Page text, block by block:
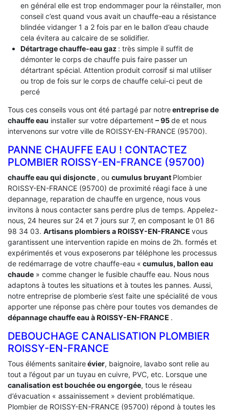
en général elle est trop endommager pour la réinstaller, mon
conseil c’est quand vous avait un chauffe-eau a résistance
blindée vidanger 1 a 2 fois par en le ballon d’eau chaude
cela évitera au calcaire de se solidifier.
Détartrage chauffe-eau gaz : très simple il suffit de
démonter le corps de chauffe puis faire passer un
détartrant spécial. Attention produit corrosif si mal utiliser
ou trop de fois sur le corps de chauffe celui-ci peut de
percé
Tous ces conseils vous ont été partagé par notreentreprise de
chauffe eau installer sur votre département – 95de et nous
intervenons sur votre ville de ROISSY-EN-FRANCE (95700).
PANNE CHAUFFE EAU ! CONTACTEZ
PLOMBIER ROISSY-EN-FRANCE (95700)
chauffe eau qui disjoncte , ou cumulus bruyant Plombier
ROISSY-EN-FRANCE (95700) de proximité réagi face à une
depannage, reparation de chauffe en urgence, nous vous
invitons à nous contacter sans perdre plus de temps. Appelez-
nous, 24 heures sur 24 et 7 jours sur 7, en composant le 01 86
98 34 03. Artisans plombiers a ROISSY-EN-FRANCE vous
garantissent une intervention rapide en moins de 2h. formés et
expérimentés et vous exposerons par téléphone les processus
de redémarrage de votre chauffe-eau « cumulus, ballon eau
chaude » comme changer le fusible chauffe eau. Nous nous
adaptons à toutes les situations et à toutes les pannes. Aussi,
notre entreprise de plomberie s’est faite une spécialité de vous
apporter une réponse pas chère pour toutes vos demandes de
dépannage chauffe eau à ROISSY-EN-FRANCE .
DEBOUCHAGE CANALISATION PLOMBIER
ROISSY-EN-FRANCE
Tous éléments sanitaireévier, baignoire, lavabo sont relie au
tout a l’égout par un tuyau en cuivre, PVC, etc. Lorsque une
canalisation est bouchée ou engorgée, tous le réseau
d’évacuation « assainissement » devient problématique.
Plombier de ROISSY-EN-FRANCE (95700) répond à toutes les